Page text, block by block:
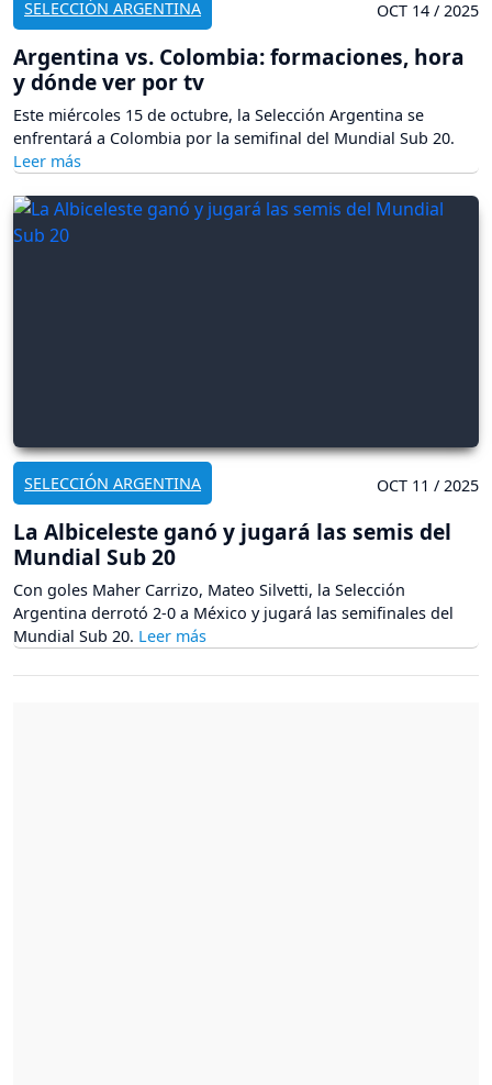
SELECCIÓN ARGENTINA OCT 14 / 2025
Argentina vs. Colombia: formaciones, hora
y dónde ver por tv
Este miércoles 15 de octubre, la Selección Argentina se
enfrentará a Colombia por la semifinal del Mundial Sub 20.
SELECCIÓN ARGENTINA OCT 11 / 2025
La Albiceleste ganó y jugará las semis del
Mundial Sub 20
Con goles Maher Carrizo, Mateo Silvetti, la Selección
Argentina derrotó 2-0 a México y jugará las semifinales del
Mundial Sub 20.